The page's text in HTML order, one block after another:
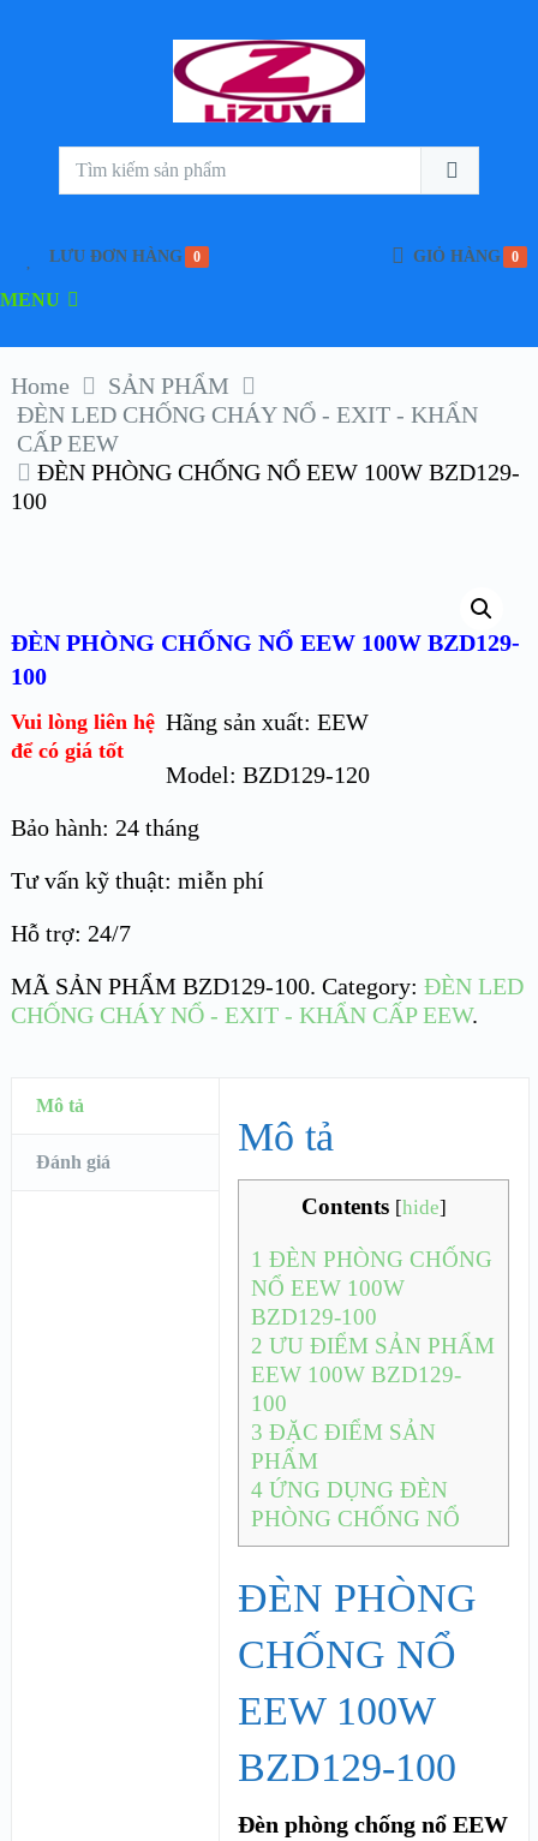
LƯU ĐƠN HÀNG 0 GIỎ HÀNG 0
MENU
Home
SẢN PHẨM
ĐÈN LED CHỐNG CHÁY NỔ - EXIT - KHẨN
CẤP EEW
ĐÈN PHÒNG CHỐNG NỔ EEW 100W BZD129-
100
ĐÈN PHÒNG CHỐNG NỔ EEW 100W BZD129-
100
Vui lòng liên hệ
để có giá tốt
Hãng sản xuất: EEW
Model: BZD129-120
Bảo hành: 24 tháng
Tư vấn kỹ thuật: miễn phí
Hỗ trợ: 24/7
MÃ SẢN PHẨM BZD129-100. Category: ĐÈN LED
CHỐNG CHÁY NỔ - EXIT - KHẨN CẤP EEW.
Mô tả
Đánh giá
Mô tả
Contents [hide]
1 ĐÈN PHÒNG CHỐNG
NỔ EEW 100W
BZD129-100
2 ƯU ĐIỂM SẢN PHẨM
EEW 100W BZD129-
100
3 ĐẶC ĐIỂM SẢN
PHẨM
4 ỨNG DỤNG ĐÈN
PHÒNG CHỐNG NỔ
ĐÈN PHÒNG
CHỐNG NỔ
EEW 100W
BZD129-100
Đèn phòng chống nổ EEW